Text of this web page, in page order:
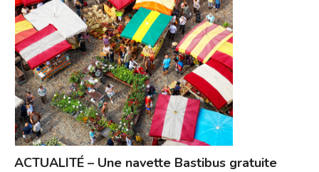
ACTUALITÉ – Une navette Bastibus gratuite